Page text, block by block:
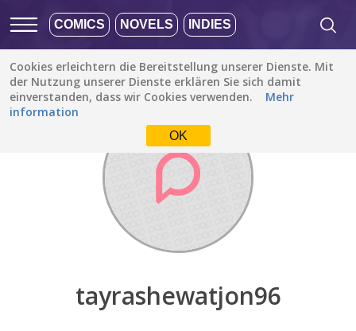
COMICS NOVELS INDIES
Cookies erleichtern die Bereitstellung unserer Dienste. Mit
der Nutzung unserer Dienste erklären Sie sich damit
einverstanden, dass wir Cookies verwenden.
Mehr
information
OK
Entdecken / tayrashewatjon96
tayrashewatjon96